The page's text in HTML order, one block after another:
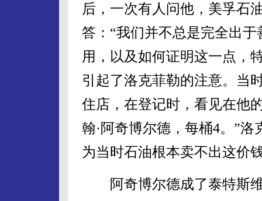
后，一次有人问他，美孚石
答：“我们并不总是完全出
用，以及如何证明这一点，
引起了洛克菲勒的注意。当
住店，在登记时，看见在他
翰·阿奇博尔德，每桶4。”
为当时石油根本卖不出这价
阿奇博尔德成了泰特斯维